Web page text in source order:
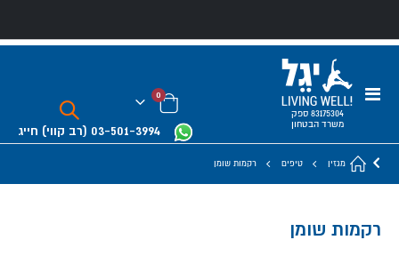
Toggle
83175304 ספק
משרד הבטחון
03-501-3994 (רב קווי) חייג
Cart
0
מגזין טיפים רקמות שומן
רקמות שומן